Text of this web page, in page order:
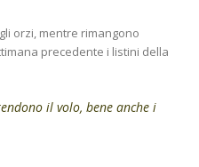
orzi, mentre rimangono
precedente i listini della
il volo, bene anche i